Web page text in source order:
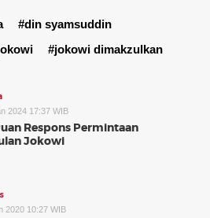
#din syamsuddin
#jokowi dimakzulkan
2024 17:37 WIB
Respons Permintaan
Jokowi
2020 10:27 WIB